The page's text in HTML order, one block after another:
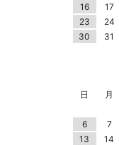
16
17
23
24
30
31
日
月
6
7
13
14